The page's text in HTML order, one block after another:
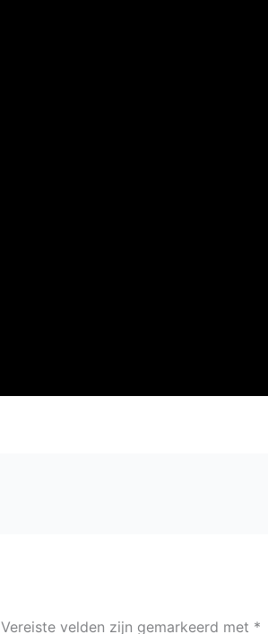
Vereiste velden zijn gemarkeerd met *